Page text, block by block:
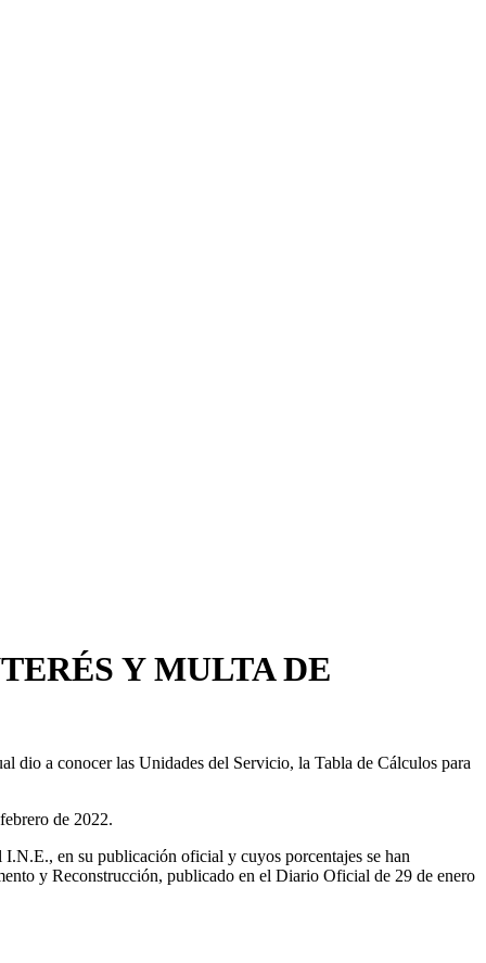
Y MULTA DE
dio a conocer las Unidades del Servicio, la Tabla de Cálculos para
de 2022.
en su publicación oficial y cuyos porcentajes se han
y Reconstrucción, publicado en el Diario Oficial de 29 de enero